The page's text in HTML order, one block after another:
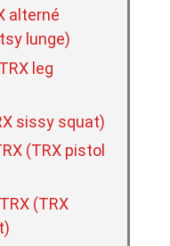
alterné
lunge)
leg
sissy squat)
(TRX pistol
(TRX